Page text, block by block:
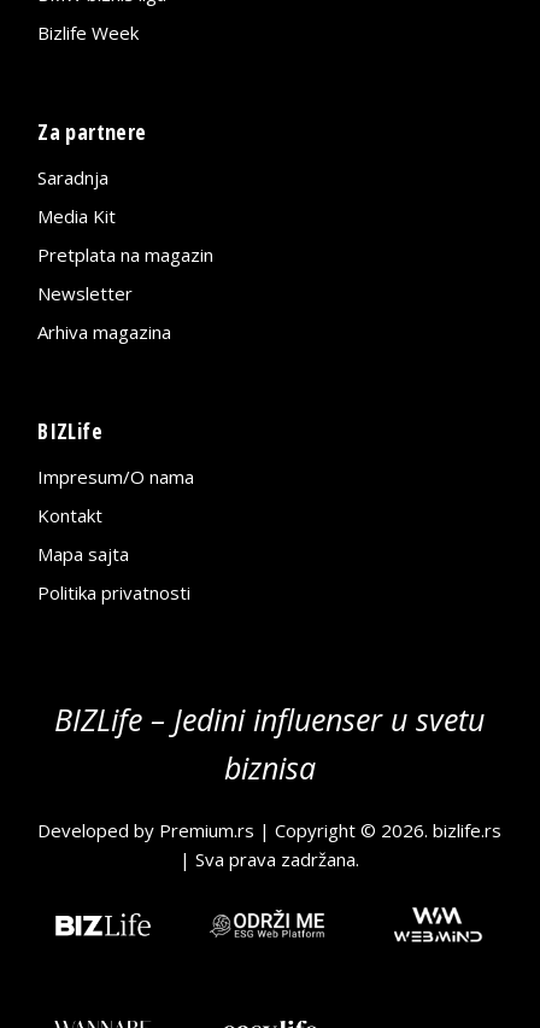
Bizlife Week
Za partnere
Saradnja
Media Kit
Pretplata na magazin
Newsletter
Arhiva magazina
BIZLife
Impresum/O nama
Kontakt
Mapa sajta
Politika privatnosti
BIZLife – Jedini influenser u svetu
biznisa
Developed by Premium.rs | Copyright © 2026.bizlife.rs
| Sva prava zadržana.